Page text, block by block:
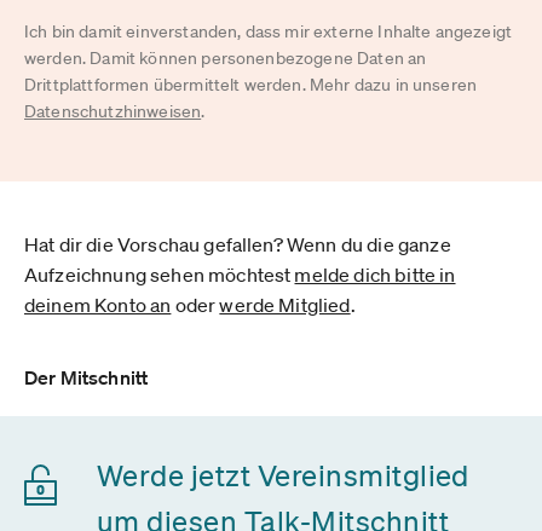
Ich bin damit einverstanden, dass mir externe Inhalte angezeigt
werden. Damit können personenbezogene Daten an
Drittplattformen übermittelt werden. Mehr dazu in unseren
Datenschutzhinweisen.
Hat dir die Vorschau gefallen? Wenn du die ganze
Aufzeichnung sehen möchtest melde dich bitte in
deinem Konto an oderwerde Mitglied.
Der Mitschnitt
Werde jetzt Vereinsmitglied
um diesen Talk-Mitschnitt